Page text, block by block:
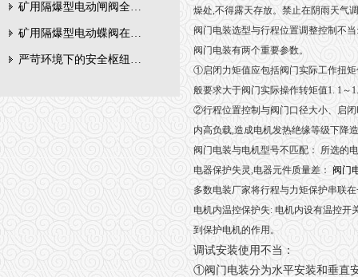
矿用隔爆型电动闸阀全周期维护与故障排查要点
矿用隔爆型电动蝶阀在瓦斯管道控制中的防爆设计与安全标准解析
严苛环境下的安全枢纽：矿用隔爆型电动闸阀的技术剖析
燥处,不得露天存放。禁止在阴雨天气
阀门电装选型与行程位置调整控制不
阀门电装有两个重要参数。
①启闭力矩值应包括阀门实际工作扭
般要求大于阀门实际操作转矩值1. 1～
②行程位置控制与阀门口径大小、启闭
内高负载,造成电机发热绝缘等级下降
阀门电装与电机型号不匹配： 所选的
电器保护失灵,电器元件质量差： 阀门
多数电装厂家将行程与力矩保护串联
电机内温控保护失: 电机内设有温控开
到保护电机的作用。
调试安装使用不当：
①阀门电装分为水平安装和垂直